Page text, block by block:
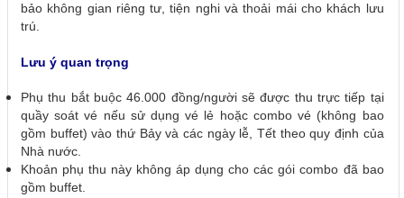
bảo không gian riêng tư, tiện nghi và thoải mái cho khách lưu
trú.
Lưu ý quan trọng
Phụ thu bắt buộc 46.000 đồng/người sẽ được thu trực tiếp tại
quầy soát vé nếu sử dụng vé lẻ hoặc combo vé (không bao
gồm buffet) vào thứ Bảy và các ngày lễ, Tết theo quy định của
Nhà nước.
Khoản phụ thu này không áp dụng cho các gói combo đã bao
gồm buffet.